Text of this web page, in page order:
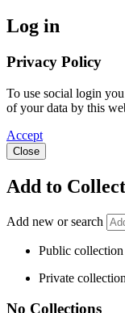
Log in
Privacy Policy
To use social login
of your data by this
Accept
Close
Add to
Add new or search
Public
Private
No Collections